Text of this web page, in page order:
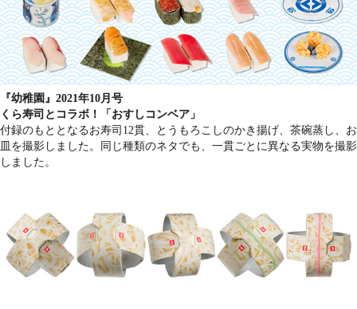
『幼稚園』2021年10月号
くら寿司とコラボ！「おすしコンベア」
付録のもととなるお寿司12貫、とうもろこしのかき揚げ、茶碗蒸し、お
皿を撮影しました。同じ種類のネタでも、一貫ごとに異なる実物を撮影
しました。